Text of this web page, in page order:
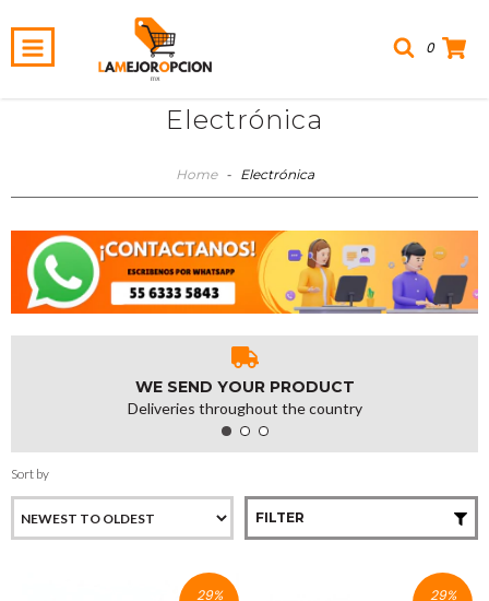
0
Electrónica
Home - Electrónica
WE SEND YOUR PRODUCT
Deliveries throughout the country
Sort by
FILTER
29%
29%